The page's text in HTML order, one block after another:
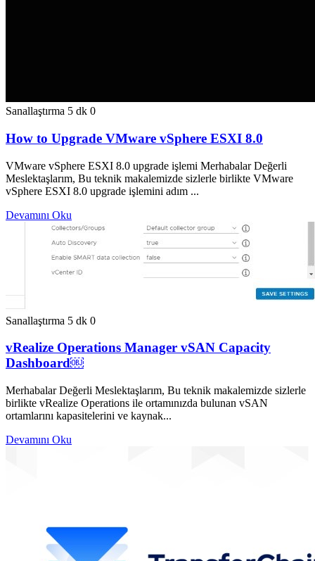
Sanallaştırma 5 dk 0
How to Upgrade VMware vSphere ESXI 8.0
VMware vSphere ESXI 8.0 upgrade işlemi Merhabalar Değerli
Meslektaşlarım, Bu teknik makalemizde sizlerle birlikte VMware
vSphere ESXI 8.0 upgrade işlemini adım ...
Devamını Oku
Sanallaştırma 5 dk 0
vRealize Operations Manager vSAN Capacity
Dashboard￼
Merhabalar Değerli Meslektaşlarım, Bu teknik makalemizde sizlerle
birlikte vRealize Operations ile ortamınızda bulunan vSAN
ortamlarını kapasitelerini ve kaynak...
Devamını Oku